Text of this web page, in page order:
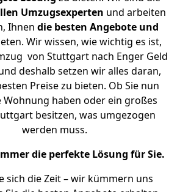
Umzugsexperten und arbeiten
Ihnen die besten Angebote und
Wir wissen, wie wichtig es ist,
von Stuttgart nach Enger Geld
deshalb setzen wir alles daran,
Preise zu bieten. Ob Sie nun
Wohnung haben oder ein großes
besitzen, was umgezogen
werden muss.
die perfekte Lösung für Sie.
sich die Zeit – wir kümmern uns